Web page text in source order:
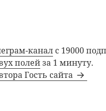
канал с 19000
полейза 1 минуту.
Гость сайта